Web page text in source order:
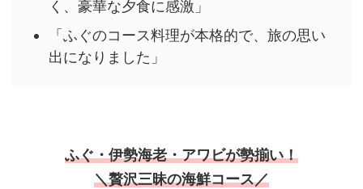
く、豪華な夕食に感激」
「ふぐのコース料理が本格的で、旅の思い
出になりました」
ふぐ・伊勢海老・アワビが勢揃い！
＼贅沢三昧の海鮮コース／